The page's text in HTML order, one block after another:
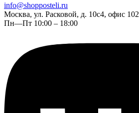
info@shopposteli.ru
Москва, ул. Расковой, д. 10с4, офис 102
Пн—Пт 10:00 – 18:00